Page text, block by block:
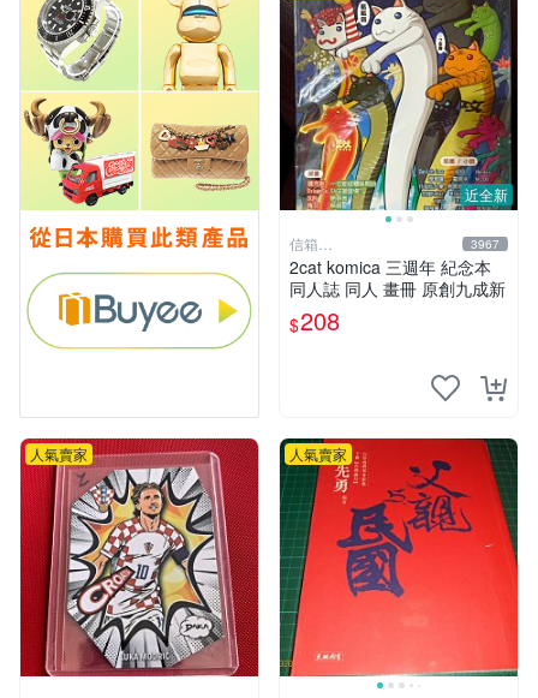
近全新
信箱
paul600510@yahoo.com.tw
3967
2cat komica 三週年 紀念本
同人誌 同人 畫冊 原創九成新
$208
人氣賣家 人氣賣家